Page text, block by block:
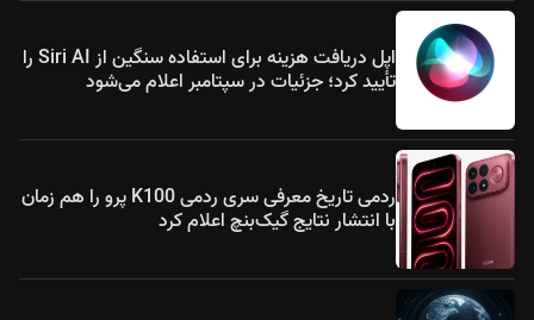
اپل دریافت هزینه برای استفاده سنگین از Siri AI را
تأیید کرد؛ جزئیات در سپتامبر اعلام می‌شود
ردمی تاریخ معرفی سری ردمی K100 پرو را هم زمان
با انتشار نتایج گیک‌بنچ اعلام کرد